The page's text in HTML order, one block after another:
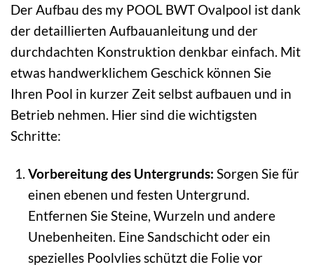
Der Aufbau des my POOL BWT Ovalpool ist dank
der detaillierten Aufbauanleitung und der
durchdachten Konstruktion denkbar einfach. Mit
etwas handwerklichem Geschick können Sie
Ihren Pool in kurzer Zeit selbst aufbauen und in
Betrieb nehmen. Hier sind die wichtigsten
Schritte:
Vorbereitung des Untergrunds: Sorgen Sie für
einen ebenen und festen Untergrund.
Entfernen Sie Steine, Wurzeln und andere
Unebenheiten. Eine Sandschicht oder ein
spezielles Poolvlies schützt die Folie vor